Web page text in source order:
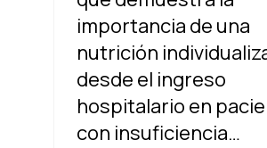
importancia de una
nutrición
desde el ingreso
hospitalario en
con insuficiencia…